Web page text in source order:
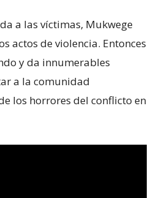
a las víctimas, Mukwege
actos de violencia. Entonces
y da innumerables
a la comunidad
los horrores del conflicto en